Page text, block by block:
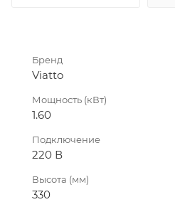
Бренд
Viatto
Мощность (кВт)
1.60
Подключение
220 В
Высота (мм)
330